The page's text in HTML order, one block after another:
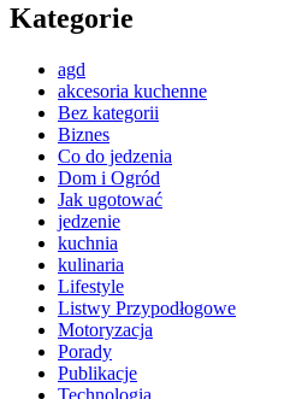
Kategorie
agd
akcesoria kuchenne
Bez kategorii
Biznes
Co do jedzenia
Dom i Ogród
Jak ugotować
jedzenie
kuchnia
kulinaria
Lifestyle
Listwy Przypodłogowe
Motoryzacja
Porady
Publikacje
Technologia